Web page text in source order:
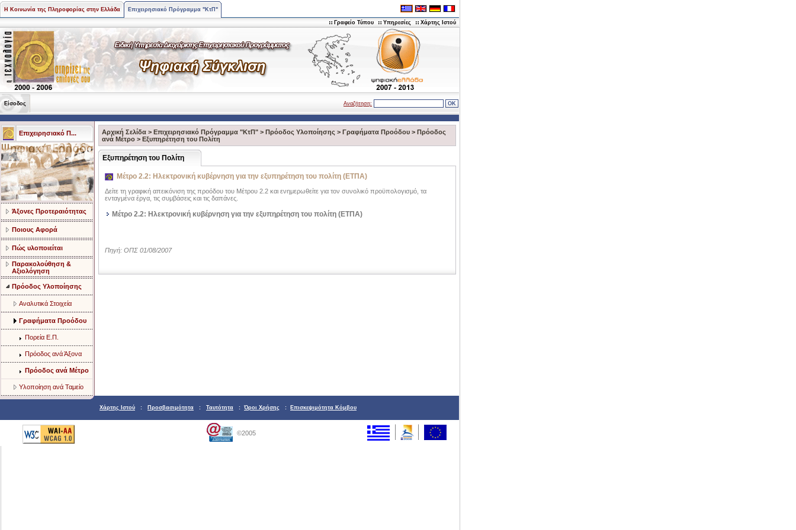
Η Κοινωνία της Πληροφορίας στην Ελλάδα Επιχειρησιακό Πρόγραμμα "ΚτΠ"
Γραφείο Τύπου Υπηρεσίες Χάρτης Ιστού
Είσοδος Αναζήτηση:
Επιχειρησιακό Π...
Άξονες Προτεραιότητας
Ποιους Αφορά
Πώς υλοποιείται
Παρακολούθηση &
Αξιολόγηση
Πρόοδος Υλοποίησης
Aναλυτικά Στοιχεία
Γραφήματα Προόδου
Πορεία Ε.Π.
Πρόοδος ανά Άξονα
Πρόοδος ανά Μέτρο
Υλοποίηση ανά Ταμείο
Αρχική Σελίδα > Επιχειρησιακό Πρόγραμμα "ΚτΠ" > Πρόοδος Υλοποίησης > Γραφήματα Προόδου > Πρόοδος
ανά Μέτρο > Εξυπηρέτηση του Πολίτη
Εξυπηρέτηση του Πολίτη
Μέτρο 2.2: Ηλεκτρονική κυβέρνηση για την εξυπηρέτηση του πολίτη (ΕΤΠΑ)
Δείτε τη γραφική απεικόνιση της προόδου του Μέτρου 2.2 και ενημερωθείτε για τον συνολικό προϋπολογισμό, τα
ενταγμένα έργα, τις συμβάσεις και τις δαπάνες.
Μέτρο 2.2: Ηλεκτρονική κυβέρνηση για την εξυπηρέτηση του πολίτη (ΕΤΠΑ)
Πηγή: ΟΠΣ 01/08/2007
Χάρτης Ιστού : Προσβασιμότητα : Ταυτότητα : Όροι Χρήσης : Επισκεψιμότητα Κόμβου
©2005